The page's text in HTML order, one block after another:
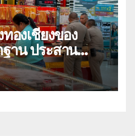
าน ประสาน
กุม